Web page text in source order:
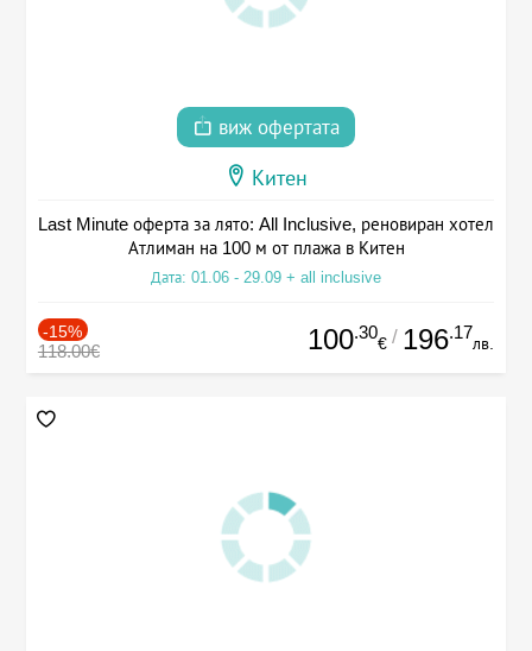
виж офертата
Китен
Last Minute оферта за лято: All Inclusive, реновиран хотел
Атлиман на 100 м от плажа в Китен
Дата: 01.06 - 29.09 + all inclusive
-15%
118.00€ 100.30
€ / 196.17
лв.